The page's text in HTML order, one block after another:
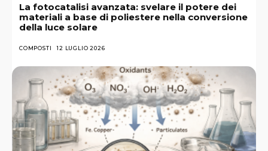
La fotocatalisi avanzata: svelare il potere dei
materiali a base di poliestere nella conversione
della luce solare
COMPOSTI 12 LUGLIO 2026